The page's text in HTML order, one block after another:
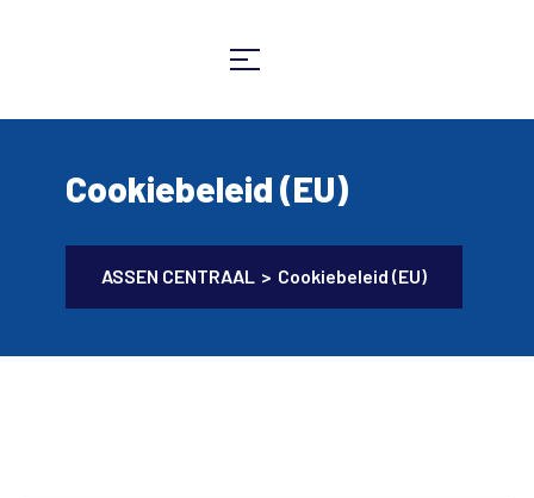
Cookiebeleid (EU)
ASSEN CENTRAAL > Cookiebeleid (EU)